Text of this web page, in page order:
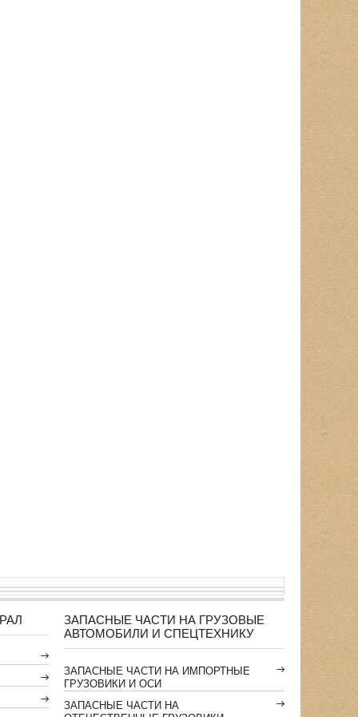
ЗАПАСНЫЕ ЧАСТИ НА ГРУЗОВЫЕ
АВТОМОБИЛИ И СПЕЦТЕХНИКУ
ЗАПАСНЫЕ ЧАСТИ НА ИМПОРТНЫЕ
ГРУЗОВИКИ И ОСИ
ЗАПАСНЫЕ ЧАСТИ НА